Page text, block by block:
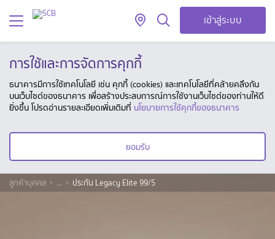
เข้าสู่ระบบ
การใช้และการจัดการคุกกี้
ธนาคารมีการใช้เทคโนโลยี เช่น คุกกี้ (cookies) และเทคโนโลยีที่คล้ายคลึงกัน
บนเว็บไซต์ของธนาคาร เพื่อสร้างประสบการณ์การใช้งานเว็บไซต์ของท่านให้ดี
ยิ่งขึ้น โปรดอ่านรายละเอียดเพิ่มเติมที่ นโยบายการใช้คุกกี้ของธนาคาร
ยอมรับ
ลูกค้าบุคคล ... ประกัน Legacy Elite 99/5